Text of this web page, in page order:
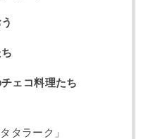
ェコ料理たち
タラーク」